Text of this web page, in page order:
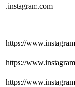
.instagram.com
https://
https://
https://